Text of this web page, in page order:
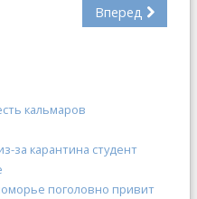
Вперед
кальмаров
за карантина студент
поголовно привит